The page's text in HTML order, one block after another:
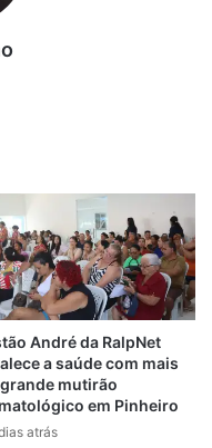
da loja XT
recebe
Simão
da Silveira
XT Modas
André da RalpNet
a saúde com mais
mutirão
em Pinheiro
atrás